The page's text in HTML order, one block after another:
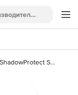
ShadowProtect Server